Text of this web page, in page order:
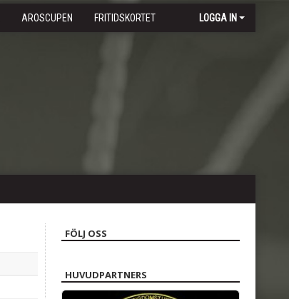
AROSCUPEN FRITIDSKORTET LOGGA IN
FÖLJ OSS
HUVUDPARTNERS